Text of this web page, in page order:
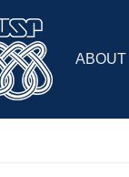
ABOUT